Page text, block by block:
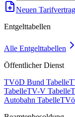
Neuen
Entgelttabellen
Alle Entgelttabellen
Öffentlicher Dienst
TVöD Bund Tabelle
TabelleTV-V Tabelle
Autobahn Tabelle